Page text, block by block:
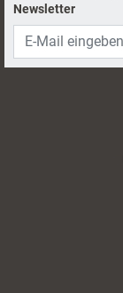
Newsletter